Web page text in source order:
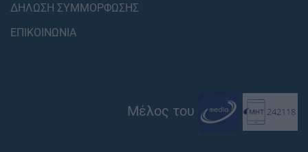
ΔΗΛΩΣΗ ΣΥΜΜΟΡΦΩΣΗΣ
ΕΠΙΚΟΙΝΩΝΙΑ
Μέλος του